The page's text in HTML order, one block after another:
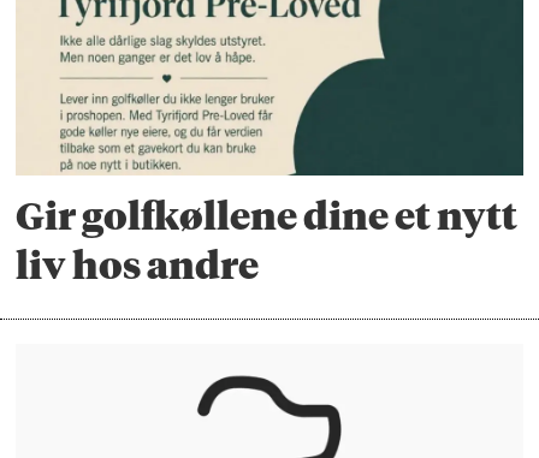
Gir golfkøllene dine et nytt
liv hos andre